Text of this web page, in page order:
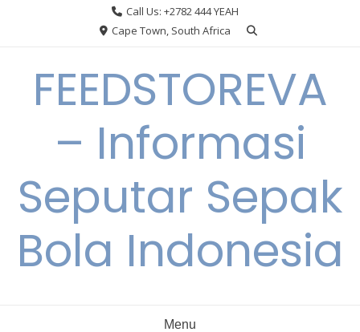
Call Us: +2782 444 YEAH
Cape Town, South Africa
FEEDSTOREVA
– Informasi
Seputar Sepak
Bola Indonesia
Menu